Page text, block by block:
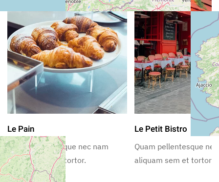
Le Pain
Quam pellentesque nec nam
aliquam sem et tortor.
Le Petit Bistro
Quam pellentesque
aliquam sem et tortor.